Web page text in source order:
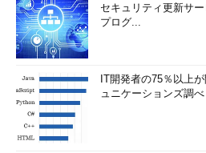
難なく抽出することができた「
よう。
図9 key.zipにはパスワードがかけられ
ていた
セキュリティ更新サ
プログ...
IT開発者の75％以上
ュニケーションズ調べ